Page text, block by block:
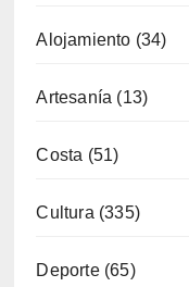
Costa(51)
Cultura(335)
Deporte(65)
Enología(119)
Eventos (116)